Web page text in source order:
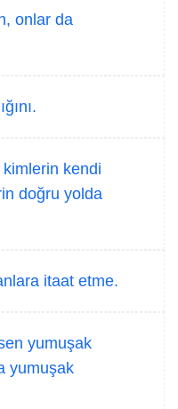
onlar da
kendi
doğru yolda
itaat etme.
yumuşak
yumuşak